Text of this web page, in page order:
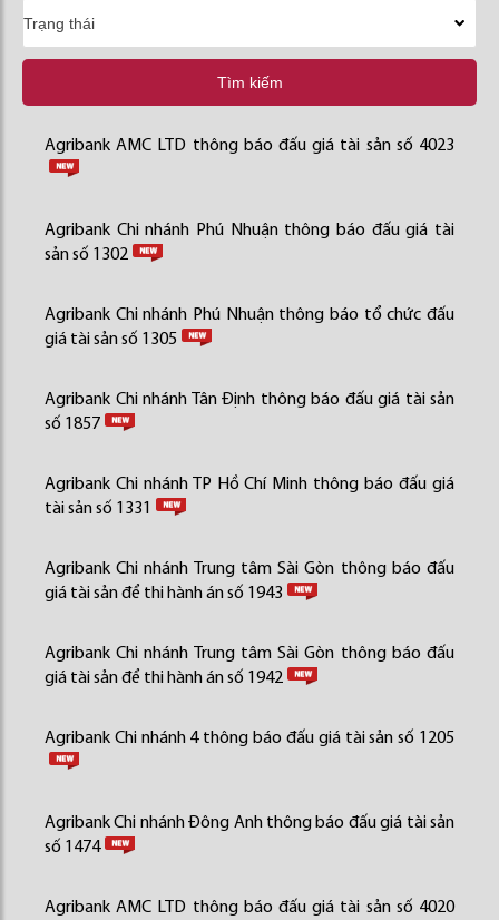
Tìm kiếm
Agribank AMC LTD thông báo đấu giá tài sản số 4023
Agribank Chi nhánh Phú Nhuận thông báo đấu giá tài
sản số 1302
Agribank Chi nhánh Phú Nhuận thông báo tổ chức đấu
giá tài sản số 1305
Agribank Chi nhánh Tân Định thông báo đấu giá tài sản
số 1857
Agribank Chi nhánh TP Hồ Chí Minh thông báo đấu giá
tài sản số 1331
Agribank Chi nhánh Trung tâm Sài Gòn thông báo đấu
giá tài sản để thi hành án số 1943
Agribank Chi nhánh Trung tâm Sài Gòn thông báo đấu
giá tài sản để thi hành án số 1942
Agribank Chi nhánh 4 thông báo đấu giá tài sản số 1205
Agribank Chi nhánh Đông Anh thông báo đấu giá tài sản
số 1474
Agribank AMC LTD thông báo đấu giá tài sản số 4020